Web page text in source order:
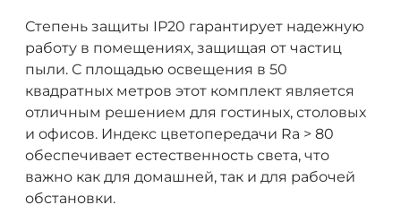
Степень защиты IP20 гарантирует надежную
работу в помещениях, защищая от частиц
пыли. С площадью освещения в 50
квадратных метров этот комплект является
отличным решением для гостиных, столовых
и офисов. Индекс цветопередачи Ra > 80
обеспечивает естественность света, что
важно как для домашней, так и для рабочей
обстановки.